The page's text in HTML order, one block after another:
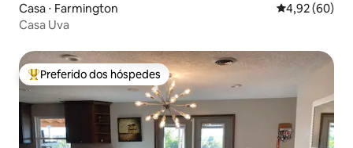
Casa ⋅ Farmington 4,92 de uma
4,92 (60)
Casa Uva
Entre os melhores preferidos dos hóspedes
Preferido dos hóspedes